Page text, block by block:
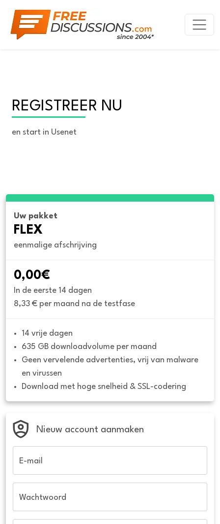
REGISTREER NU
en start in Usenet
Uw pakket
FLEX
eenmalige afschrijving
0,00€
In de eerste 14 dagen
8,33 € per maand na de testfase
14 vrije dagen
635 GB downloadvolume per maand
Geen vervelende advertenties, vrij van malware
en virussen
Download met hoge snelheid & SSL-codering
Nieuw account aanmaken
E-mail
Wachtwoord